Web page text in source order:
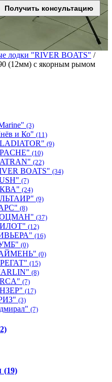
Получить консультацию
лодки "RIVER BOATS" /
(12мм) с якорным рымом
(3)
и Ко" (11)
(9)
(10)
(22)
BOATS" (34)
(7)
(24)
(9)
(8)
(37)
(12)
(16)
(0)
(0)
(15)
(8)
(7)
(17)
(3)
(7)
(19)